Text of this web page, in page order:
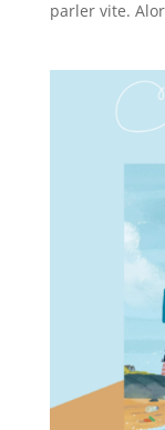
parler vite.